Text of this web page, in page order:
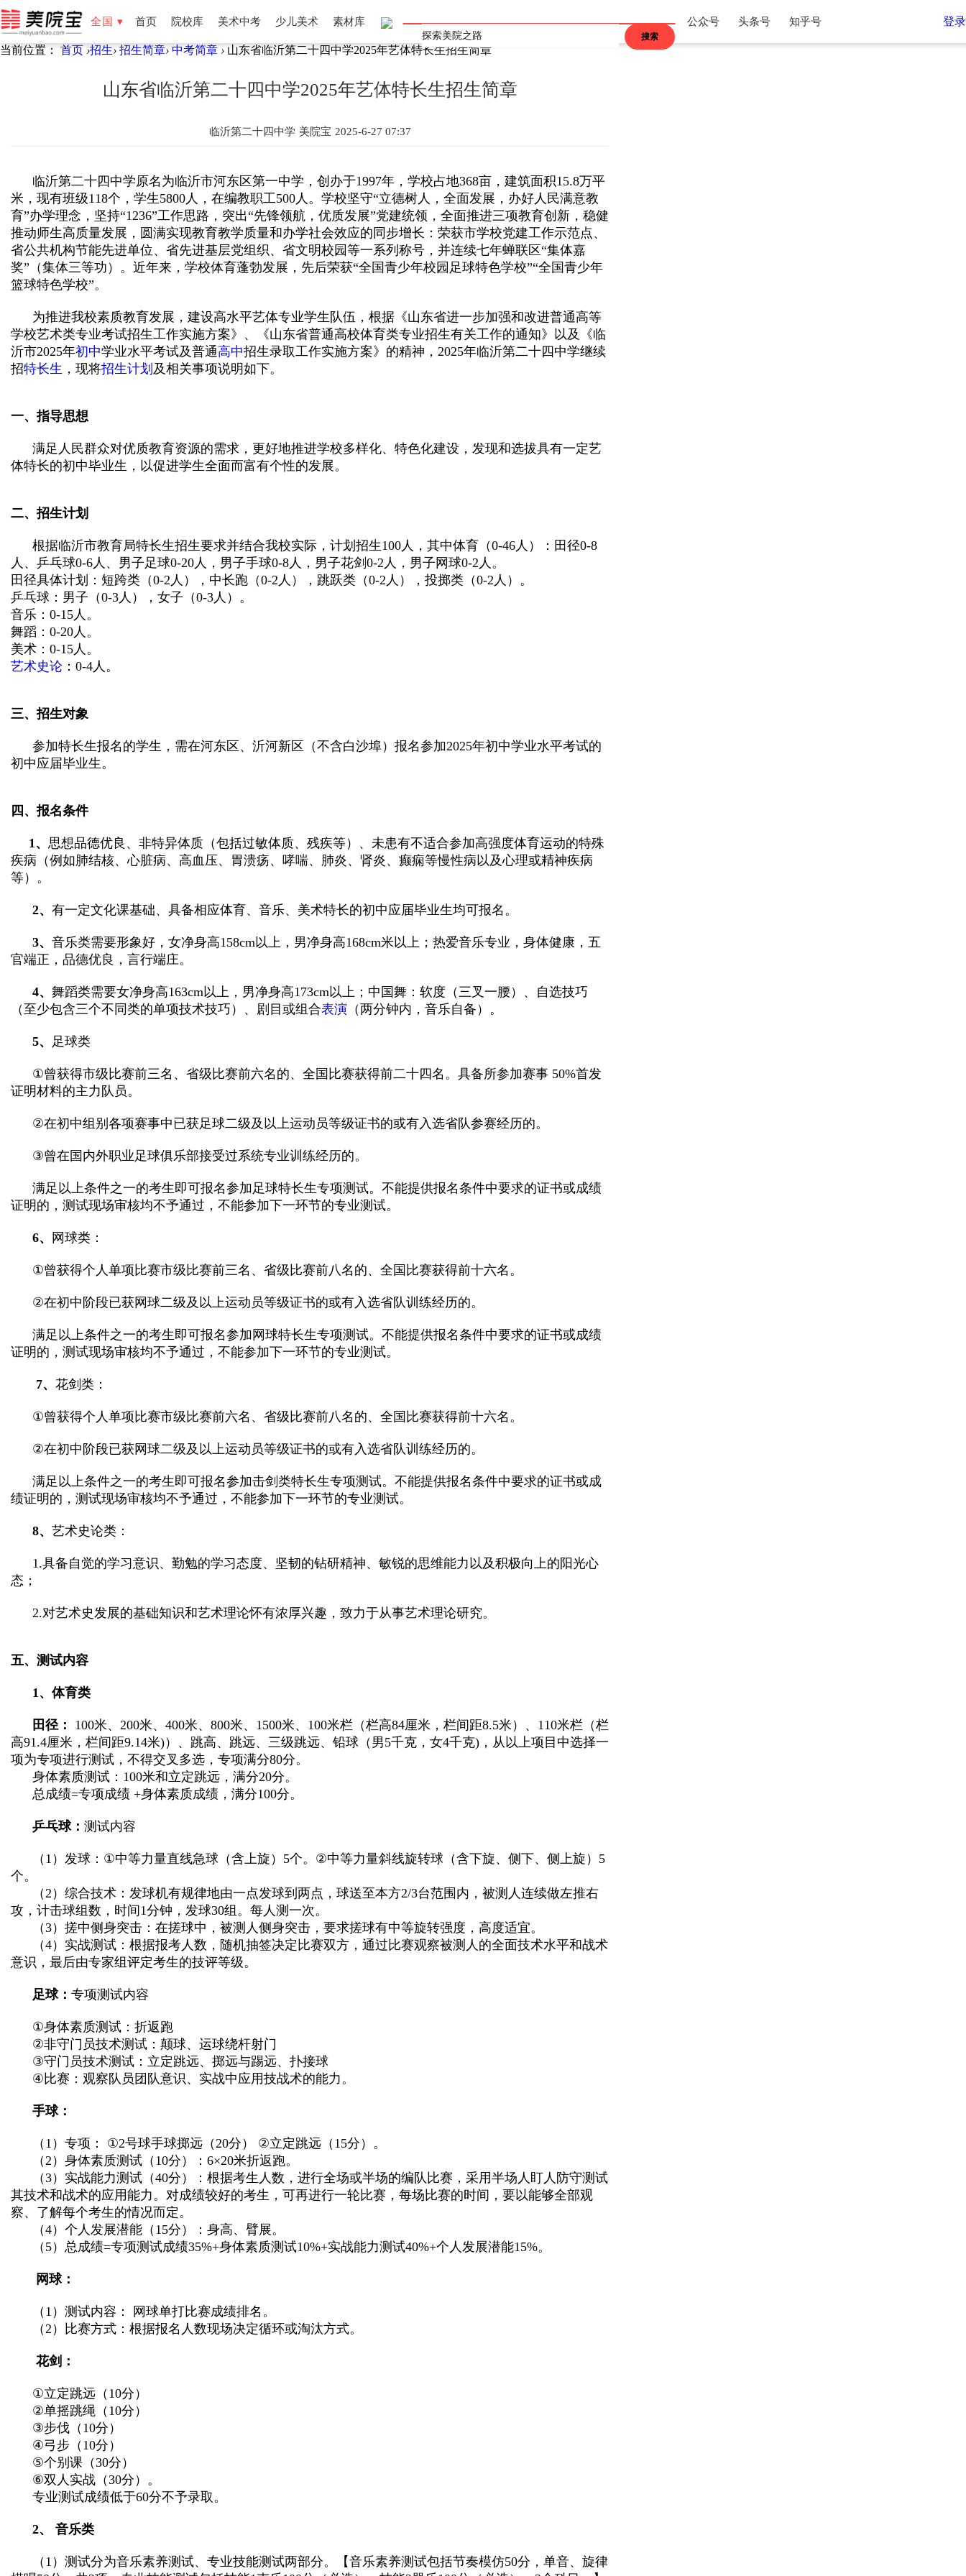
全国 ▾
全国 北京 天津 上海 辽宁 吉林 黑龙江
云南
新疆 西藏 香港 澳门 台湾
首页 院校库 美术中考 少儿美术 素材库
搜索
公众号 头条号 知乎号 登录
当前位置： 首页 ›招生› 招生简章› 中考简章 › 山东省临沂第二十四中学2025年艺体特长生招生简章
山东省临沂第二十四中学2025年艺体特长生招生简章
临沂第二十四中学 美院宝 2025-6-27 07:37
临沂第二十四中学原名为临沂市河东区第一中学，创办于1997年，学校占地368亩，建筑面积15.8万平
米，现有班级118个，学生5800人，在编教职工500人。学校坚守“立德树人，全面发展，办好人民满意教
育”办学理念，坚持“1236”工作思路，突出“先锋领航，优质发展”党建统领，全面推进三项教育创新，稳健
推动师生高质量发展，圆满实现教育教学质量和办学社会效应的同步增长：荣获市学校党建工作示范点、
省公共机构节能先进单位、省先进基层党组织、省文明校园等一系列称号，并连续七年蝉联区“集体嘉
奖” （集体三等功）。近年来，学校体育蓬勃发展，先后荣获“全国青少年校园足球特色学校”“全国青少年
篮球特色学校”。
为推进我校素质教育发展，建设高水平艺体专业学生队伍，根据《山东省进一步加强和改进普通高等
学校艺术类专业考试招生工作实施方案》、《山东省普通高校体育类专业招生有关工作的通知》以及《临
沂市2025年初中学业水平考试及普通高中招生录取工作实施方案》的精神， 2025年临沂第二十四中学继续
招特长生 ，现将招生计划 及相关事项说明如下。
一、指导思想
满足人民群众对优质教育资源的需求，更好地推进学校多样化、特色化建设，发现和选拔具有一定艺
体特长的初中毕业生，以促进学生全面而富有个性的发展。
二、招生计划
根据临沂市教育局特长生招生要求并结合我校实际，计划招生100人，其中体育（0-46人）：田径0-8
人、乒乓球0-6人、男子足球0-20人，男子手球0-8人，男子花剑 0-2 人，男子网球0-2 人。
田径具体计划：短跨类（0-2 人），中长跑（0-2 人），跳跃类（0-2 人），投掷类（0-2 人）。
乒乓球：男子（0-3人），女子（0-3人）。
音乐： 0-15人。
舞蹈： 0-20人。
美术： 0-15人。
艺术史论 ： 0-4人。
三、招生对象
参加特长生报名的学生，需在河东区、沂河新区（不含白沙埠）报名参加2025年初中学业水平考试的
初中应届毕业生。
四、报名条件
1、 思想品德优良、非特异体质（包括过敏体质、残疾等）、未患有不适合参加高强度体育运动的特殊
疾病（例如肺结核、心脏病、高血压、胃溃疡、哮喘、肺炎、肾炎、癫痫等慢性病以及心理或精神疾病
等）。
2、 有一定文化课基础、具备相应体育、音乐、美术特长的初中应届毕业生均可报名。
3、 音乐类需要形象好，女净身高158cm以上，男净身高168cm米以上；热爱音乐专业，身体健康，五
官端正，品德优良，言行端庄。
4、 舞蹈类需要女净身高163cm以上，男净身高173cm以上；中国舞：软度（三叉一腰）、自选技巧
（至少包含三个不同类的单项技术技巧）、剧目或组合表演 （两分钟内，音乐自备）。
5、 足球类
①曾获得市级比赛前三名、省级比赛前六名的、全国比赛获得前二十四名。具备所参加赛事 50%首发
证明材料的主力队员。
②在初中组别各项赛事中已获足球二级及以上运动员等级证书的或有入选省队参赛经历的。
③曾在国内外职业足球俱乐部接受过系统专业训练经历的。
满足以上条件之一的考生即可报名参加足球特长生专项测试。不能提供报名条件中要求的证书或成绩
证明的，测试现场审核均不予通过，不能参加下一环节的专业测试。
6、 网球类：
①曾获得个人单项比赛市级比赛前三名、省级比赛前八名的、全国比赛获得前十六名。
②在初中阶段已获网球二级及以上运动员等级证书的或有入选省队训练经历的。
满足以上条件之一的考生即可报名参加网球特长生专项测试。不能提供报名条件中要求的证书或成绩
证明的，测试现场审核均不予通过，不能参加下一环节的专业测试。
7、 花剑类：
①曾获得个人单项比赛市级比赛前六名、省级比赛前八名的、全国比赛获得前十六名。
②在初中阶段已获网球二级及以上运动员等级证书的或有入选省队训练经历的。
满足以上条件之一的考生即可报名参加击剑类特长生专项测试。不能提供报名条件中要求的证书或成
绩证明的，测试现场审核均不予通过，不能参加下一环节的专业测试。
8、 艺术史论类：
1.具备自觉的学习意识、勤勉的学习态度、坚韧的钻研精神、敏锐的思维能力以及积极向上的阳光心
态；
2.对艺术史发展的基础知识和艺术理论怀有浓厚兴趣，致力于从事艺术理论研究。
五、测试内容
1、体育类
田径： 100米、 200米、 400米、 800米、 1500米、 100米栏（栏高84厘米，栏间距8.5米）、 110米栏（栏
高91.4厘米，栏间距9.14米)）、跳高、跳远、三级跳远、铅球（男5千克，女4千克) ，从以上项目中选择一
项为专项进行测试，不得交叉多选，专项满分80分。
身体素质测试： 100米和立定跳远，满分20分。
总成绩=专项成绩 +身体素质成绩，满分100分。
乒乓球： 测试内容
（ 1 ）发球： ①中等力量直线急球（含上旋） 5个。 ②中等力量斜线旋转球（含下旋、侧下、侧上旋） 5
个。
（2 ）综合技术：发球机有规律地由一点发球到两点，球送至本方2/3台范围内，被测人连续做左推右
攻，计击球组数，时间 1分钟，发球30组。每人测一次。
（3）搓中侧身突击：在搓球中，被测人侧身突击，要求搓球有中等旋转强度，高度适宜。
（4）实战测试：根据报考人数，随机抽签决定比赛双方，通过比赛观察被测人的全面技术水平和战术
意识，最后由专家组评定考生的技评等级。
足球： 专项测试内容
①身体素质测试：折返跑
②非守门员技术测试：颠球、运球绕杆射门
③守门员技术测试：立定跳远、掷远与踢远、扑接球
④ 比赛：观察队员团队意识、实战中应用技战术的能力。
手球：
（ 1 ）专项： ①2号球手球掷远（20分） ②立定跳远（ 15分）。
（2 ）身体素质测试（ 10分）： 6×20米折返跑。
（3）实战能力测试（40分）：根据考生人数，进行全场或半场的编队比赛，采用半场人盯人防守测试
其技术和战术的应用能力。对成绩较好的考生，可再进行一轮比赛，每场比赛的时间，要以能够全部观
察、了解每个考生的情况而定。
（4）个人发展潜能（ 15分）：身高、臂展。
（ 5）总成绩=专项测试成绩35%+身体素质测试10%+实战能力测试40%+个人发展潜能15%。
网球：
（ 1 ）测试内容： 网球单打比赛成绩排名。
（2 ）比赛方式：根据报名人数现场决定循环或淘汰方式。
花剑：
①立定跳远（ 10分）
②单摇跳绳（ 10分）
③步伐（ 10分）
④弓步（ 10分）
⑤个别课（30分）
⑥双人实战（30分）。
专业测试成绩低于60分不予录取。
2、 音乐类
（ 1 ）测试分为音乐素养测试、专业技能测试两部分。【音乐素养测试包括节奏模仿50分，单音、旋律